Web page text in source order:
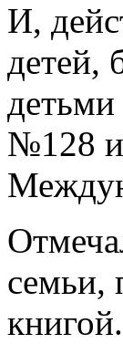
И,
детей,
детьми
№128 и
семьи,
книгой.